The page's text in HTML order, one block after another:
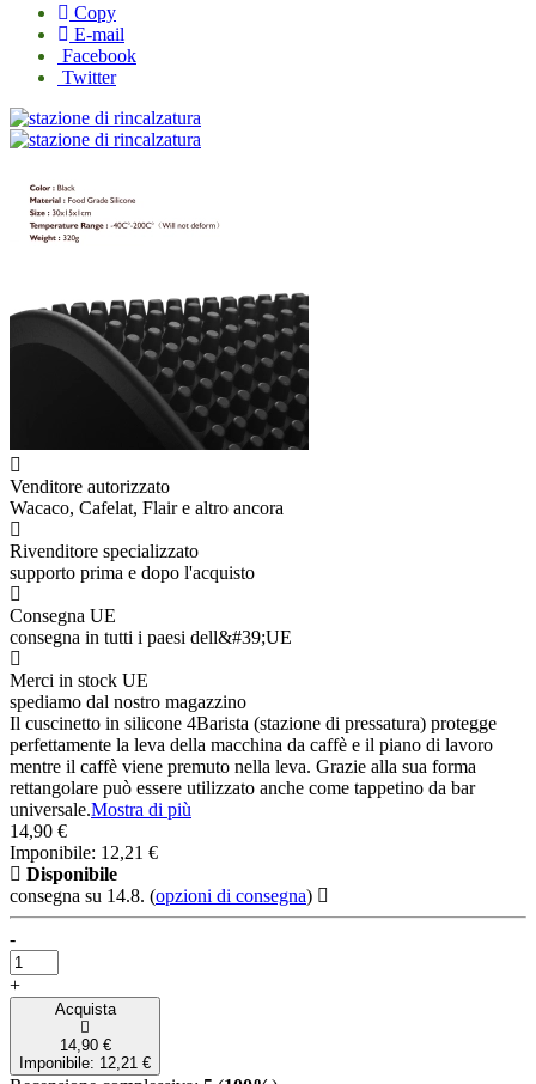
Copy
E-mail
Facebook
Twitter
Venditore autorizzato
Wacaco, Cafelat, Flair e altro ancora
Rivenditore specializzato
supporto prima e dopo l'acquisto
Consegna UE
consegna in tutti i paesi dell&#39;UE
Merci in stock UE
spediamo dal nostro magazzino
Il cuscinetto in silicone 4Barista (stazione di pressatura) protegge
perfettamente la leva della macchina da caffè e il piano di lavoro
mentre il caffè viene premuto nella leva. Grazie alla sua forma
rettangolare può essere utilizzato anche come tappetino da bar
universale.Mostra di più
14,90 €
Imponibile: 12,21 €
Disponibile
consegna su 14.8. (opzioni di consegna)
-
+
Acquista
14,90 €
Imponibile: 12,21 €